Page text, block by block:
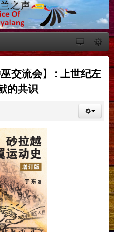
交流会】 : 上世纪左
的共识